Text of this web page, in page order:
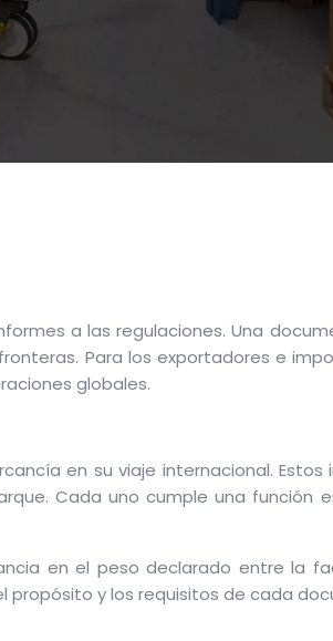
a las regulaciones. Una
Para los exportadores e
globales.
en su viaje internacional. Estos
Cada uno cumple una función
en el peso declarado entre la
propósito y los requisitos de cada